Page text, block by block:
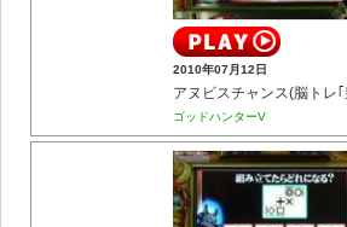
2010年07月12日
ゴッドハンターV